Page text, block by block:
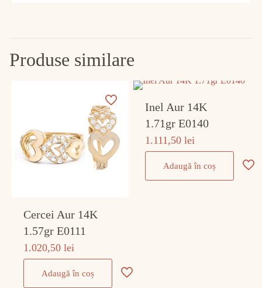
Produse similare
Cercei Aur 14K
1.57gr E0111
1.020,50lei
Adaugă în coș
Inel Aur 14K
1.71gr E0140
1.111,50lei
Adaugă în coș